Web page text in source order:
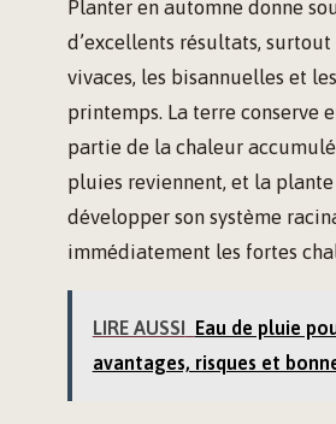
Planter en automne donne
d’excellents résultats,
vivaces, les bisannuelles et
printemps. La terre conserve
partie de la chaleur
pluies reviennent, et la
développer son système
immédiatement les fortes
LIRE AUSSI Eau de pluie
avantages, risques et